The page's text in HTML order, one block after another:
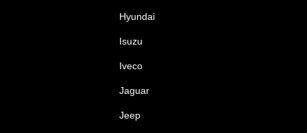
Hyundai
Isuzu
Iveco
Jaguar
Jeep